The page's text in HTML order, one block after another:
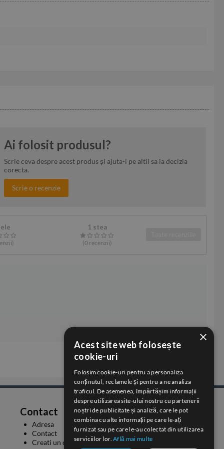
Ai folosit produsul?
Scrie ceva despre acest produs și ajuta-i pe altii sa ia decizia
corecta.
Scrie o recenzie
)
1 stea
(0recenzii)
Contact
Adresa
Contact
Creati un cont
×
Acest site web folosește
cookie-uri
Folosim cookie-uri pentru a personaliza
conținutul, reclamele și pentru a ne analiza
traficul. De asemenea, împărtășim informații
despre utilizarea site-ului nostru cu partenerii
noștri de publicitate și analiză, care le pot
combina cu alte informații pe care le-ați
furnizat sau pe care le-au colectat din utilizarea
serviciilor lor.Află mai multe